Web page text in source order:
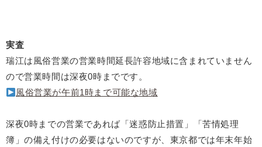
実査
瑞江は風俗営業の営業時間延長許容地域に含まれていません
ので営業時間は深夜0時までです。
風俗営業が午前1時まで可能な地域
深夜0時までの営業であれば「迷惑防止措置」「苦情処理
簿」の備え付けの必要はないのですが、東京都では年末年始